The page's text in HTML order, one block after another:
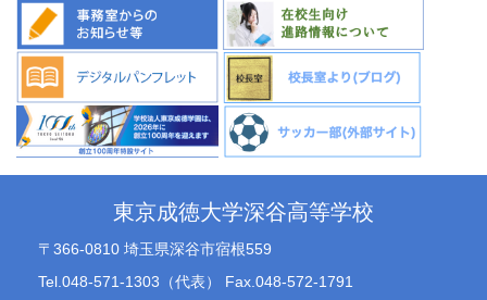
東京成徳大学深谷高等学校
〒366-0810 埼玉県深谷市宿根559
Tel.048-571-1303（代表） Fax.048-572-1791